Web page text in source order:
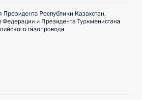
Республики Казахстан,
Федерации и Президента Туркменистана
газопровода